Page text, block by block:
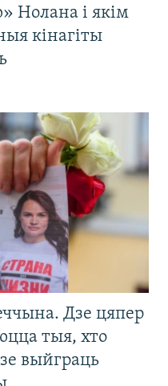
Нолана і якім
кінагіты
Дзе цяпер
тыя, хто
выйграць